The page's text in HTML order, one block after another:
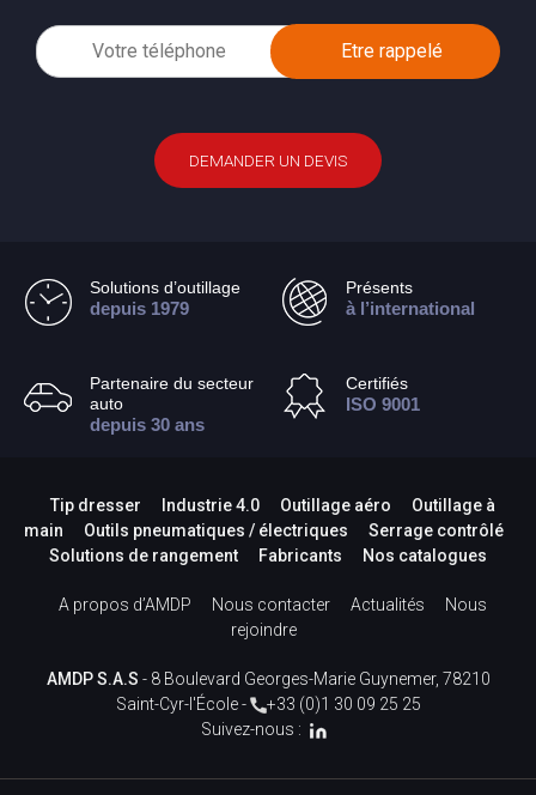
DEMANDER UN DEVIS
Solutions d’outillage
depuis 1979
Présents
à l’international
Partenaire du secteur
auto
depuis 30 ans
Certifiés
ISO 9001
Tip dresser Industrie 4.0 Outillage aéro
Outillage à
main
Outils pneumatiques / électriques
Serrage contrôlé
Solutions de rangement
Fabricants Nos catalogues
A propos d’AMDP Nous contacter Actualités
Nous
rejoindre
AMDP S.A.S - 8 Boulevard Georges-Marie Guynemer, 78210
Saint-Cyr-l'École -
+33 (0)1 30 09 25 25
Suivez-nous :